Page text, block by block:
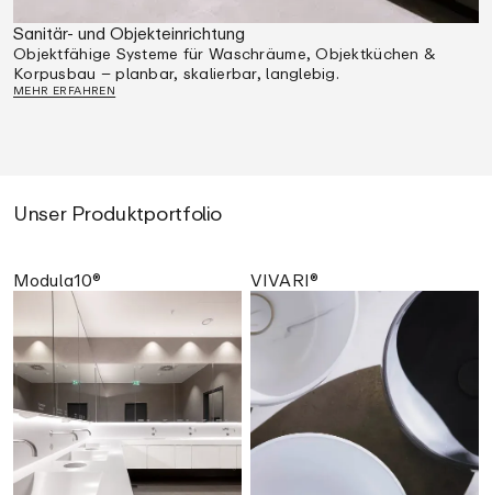
Sanitär- und Objekteinrichtung
Objektfähige Systeme für Waschräume, Objektküchen &
Korpusbau – planbar, skalierbar, langlebig.
MEHR ERFAHREN
Unser Produktportfolio
Modula10® VIVARI®